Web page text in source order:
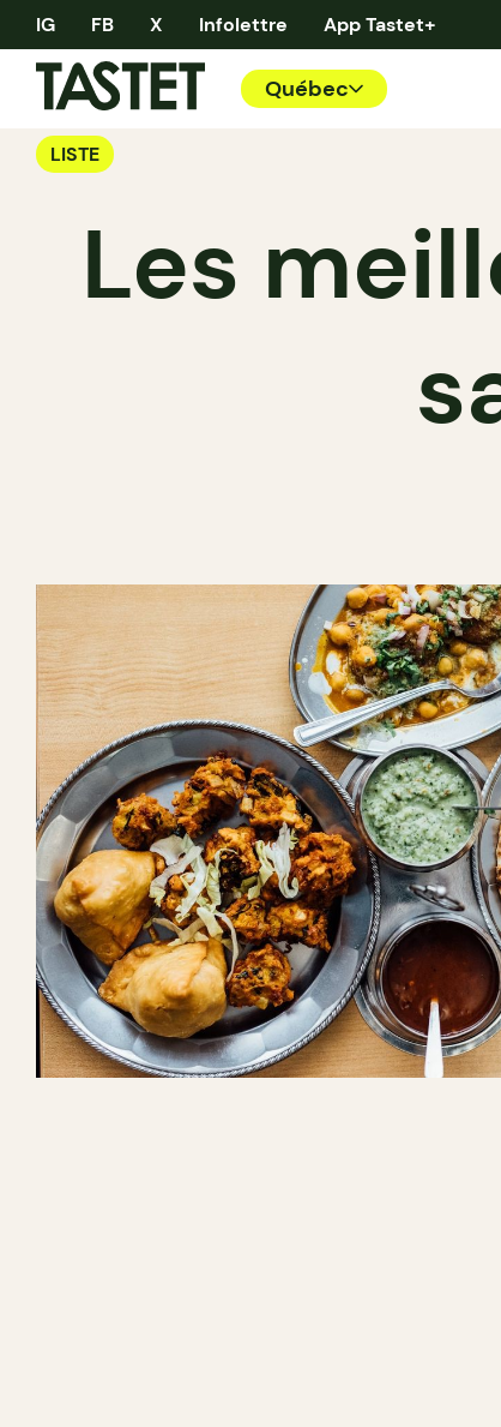
IG FB X Infolettre App Tastet+
Québec
LISTE
Les